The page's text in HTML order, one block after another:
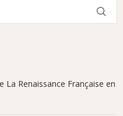
Renaissance Française en